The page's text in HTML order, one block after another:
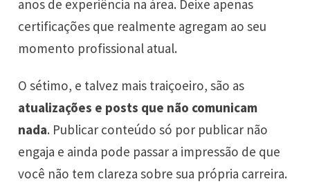
anos de experiência na área. Deixe apenas
certificações que realmente agregam ao seu
momento profissional atual.
O sétimo, e talvez mais traiçoeiro, são as
atualizações e posts que não comunicam
nada. Publicar conteúdo só por publicar não
engaja e ainda pode passar a impressão de que
você não tem clareza sobre sua própria carreira.